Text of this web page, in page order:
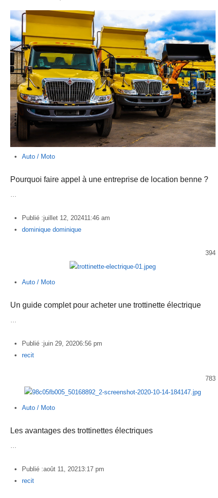
Auto / Moto
Pourquoi faire appel à une entreprise de location benne ?
…
Publié :juillet 12, 202411:46 am
Author
dominique dominique
394
Auto / Moto
Un guide complet pour acheter une trottinette électrique
…
Publié :juin 29, 20206:56 pm
Author
recit
783
Auto / Moto
Les avantages des trottinettes électriques
…
Publié :août 11, 20213:17 pm
Author
recit